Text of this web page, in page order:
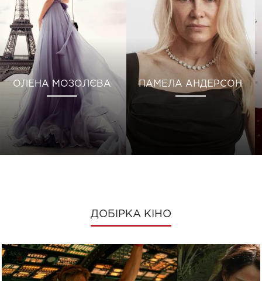
ОЛЕНА МОЗОЛЄВА ПАМЕЛА АНДЕРСОН
ДОБІРКА КІНО